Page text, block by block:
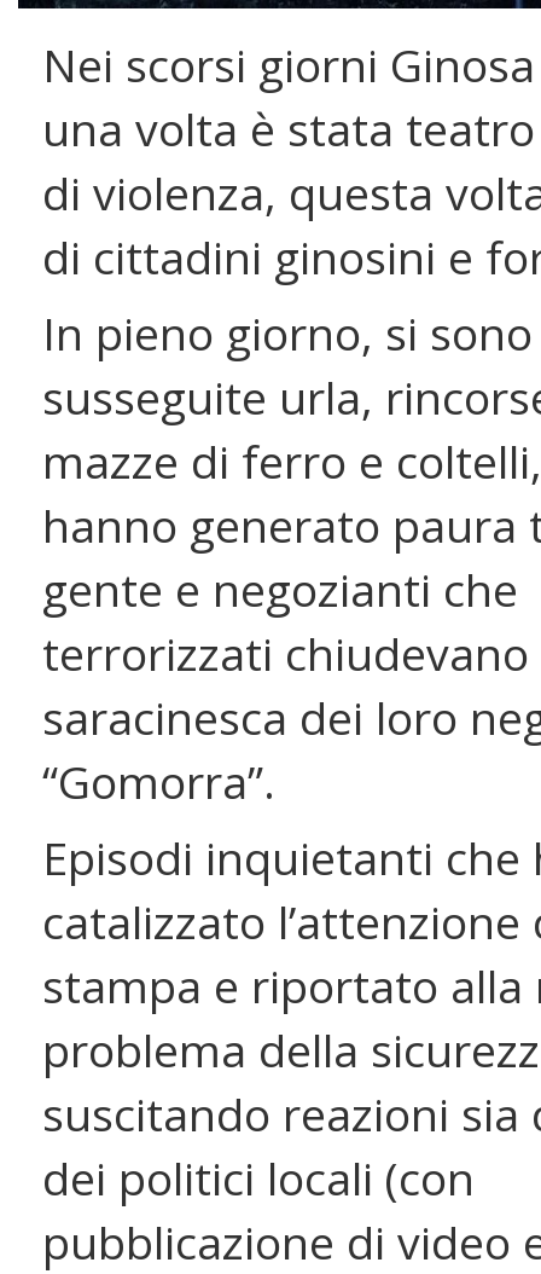
Nei scorsi giorni
una volta è stata
di violenza, questa
di cittadini ginosini e
In pieno giorno, si sono
susseguite urla,
mazze di ferro e
hanno generato paura
gente e negozianti che
terrorizzati chiudevano
saracinesca dei loro
“Gomorra”.
Episodi inquietanti che
catalizzato l’attenzione
stampa e riportato alla
problema della
suscitando reazioni sia
dei politici locali (con
pubblicazione di video